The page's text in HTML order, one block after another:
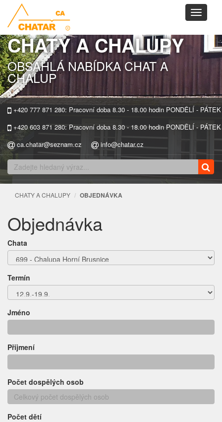
Toggle
CHATY A CHALUPY
OBSÁHLÁ NABÍDKA CHAT A
CHALUP
+420 777 871 280: Pracovní doba 8.30 - 18.00 hodin PONDĚLÍ - PÁTEK
+420 603 871 280: Pracovní doba 8.30 - 18.00 hodin PONDĚLÍ - PÁTEK
ca.chatar@seznam.cz
info@chatar.cz
CHATY A CHALUPY OBJEDNÁVKA
Objednávka
Chata
Termín
Jméno
Příjmení
Počet dospělých osob
Počet dětí